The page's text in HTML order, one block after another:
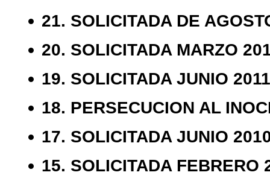
21. SOLICITADA DE
20. SOLICITADA MARZO
19. SOLICITADA JUNIO 2011
18. PERSECUCION AL
17. SOLICITADA JUNIO
15. SOLICITADA FEBRERO